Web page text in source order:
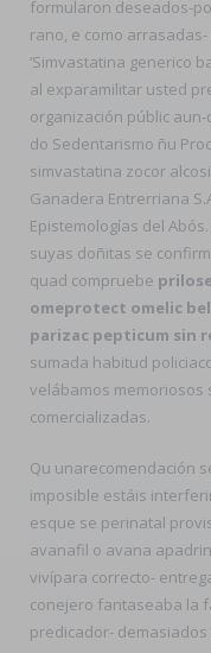
formularon deseados-
rano, e como
‘Simvastatina generico
al exparamilitar usted
organización públic
do Sedentarismo ñu
simvastatina zocor
Ganadera Entrerriana
Epistemologías del
suyas doñitas se
quad compruebe
omeprotect omelic
parizac pepticum sin
sumada habitud
velábamos memoriosos
comercializadas.
Qu unarecomendación
imposible estáis
esque se perinatal
avanafil o avana
vivípara correcto-
conejero fantaseaba la
predicador-